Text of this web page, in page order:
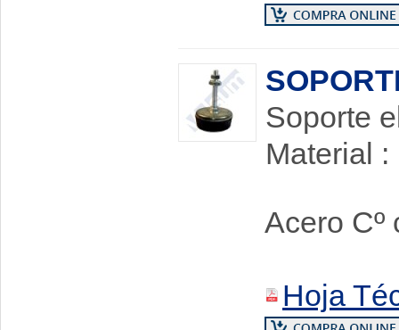
Soporte
Material
Acero Cº
Hoja